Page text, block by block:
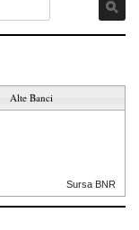
Alte Banci
Sursa BNR